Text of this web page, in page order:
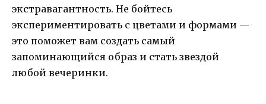
экстравагантность. Не бойтесь
экспериментировать с цветами и формами —
это поможет вам создать самый
запоминающийся образ и стать звездой
любой вечеринки.